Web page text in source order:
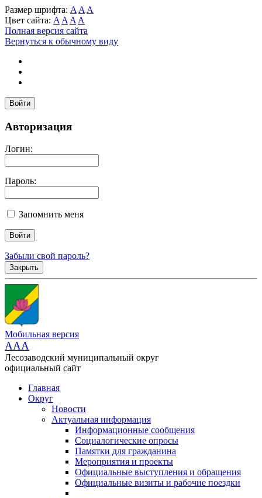
Размер шрифта: A A A
Цвет сайта: A A A A
Полная версия сайта
Вернуться к обычному виду
Войти
Авторизация
Логин:
Пароль:
Запомнить меня
Забыли свой пароль?
Закрыть
Мобильная версия
AAA
Лесозаводский муниципальный округ
официальный сайт
Главная
Округ
Новости
Актуальная информация
Информационные сообщения
Социалогические опросы
Памятки для гражданина
Мероприятия и проекты
Официальные выступления и обращения
Официальные визиты и рабочие поездки